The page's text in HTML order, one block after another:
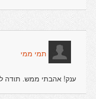
תמי ממי
ענק! אהבתי ממש. תודה